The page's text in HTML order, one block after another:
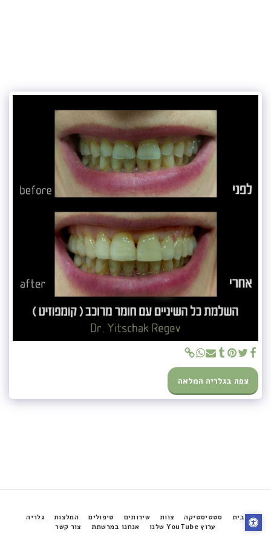
צפה בגלריה המלאה
בית סטטיסטיקה צוות שירותים טיפולים המלצות
גלריה
ערוץ YouTube שלנו
אנחנו במרשתת צור קשר